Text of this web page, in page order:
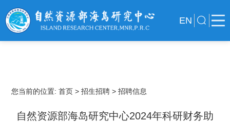
EN
您当前的位置: 首页> 招生招聘 > 招聘信息
自然资源部海岛研究中心2024年科研财务助